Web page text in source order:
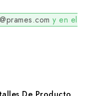
y en el